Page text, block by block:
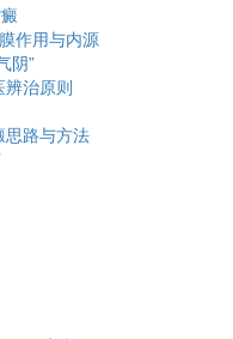
作用与内源
阴”
辨治原则
思路与方法